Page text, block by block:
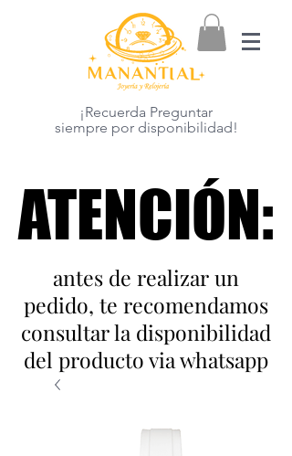
¡Recuerda Preguntar
siempre por disponibilidad!
ATENCIÓN:
ATENCIÓN:
antes de realizar un
pedido, te recomendamos
consultar la disponibilidad
del producto via whatsapp